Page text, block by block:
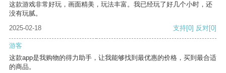
这款游戏非常好玩，画面精美，玩法丰富。我已经玩了好几个小时，还
没有玩腻。
2025-02-18
支持[0] 反对[0]
游客
这款app是我购物的得力助手，让我能够找到最优惠的价格，买到最合适
的商品。